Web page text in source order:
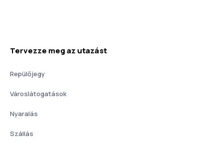
Tervezze meg az utazást
Repülőjegy
Városlátogatások
Nyaralás
Szállás